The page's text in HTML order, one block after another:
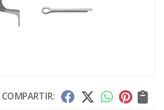
COMPARTIR: